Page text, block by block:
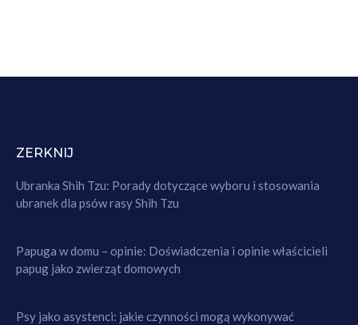
ZERKNIJ
Ubranka Shih Tzu: Porady dotyczące wyboru i stosowania
ubranek dla psów rasy Shih Tzu
Papuga w domu – opinie: Doświadczenia i opinie właścicieli
papug jako zwierząt domowych
Psy jako asystenci: jakie czynności mogą wykonywać